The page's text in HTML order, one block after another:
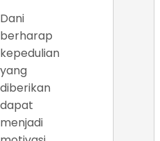
Dani
berharap
kepedulian
yang
diberikan
dapat
menjadi